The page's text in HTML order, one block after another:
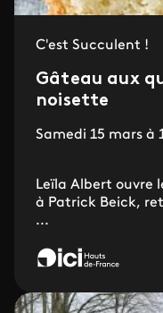
C'est Succulent !
Gâteau aux
noisette
Samedi 15 mars à
Leïla Albert ouvre
à Patrick Beick,
...